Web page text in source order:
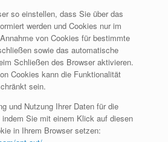
so einstellen, dass Sie über das
werden und Cookies nur im
von Cookies für bestimmte
sowie das automatische
Schließen des Browser aktivieren.
Cookies kann die Funktionalität
sein.
und Nutzung Ihrer Daten für die
Sie mit einem Klick auf diesen
in Ihrem Browser setzen: